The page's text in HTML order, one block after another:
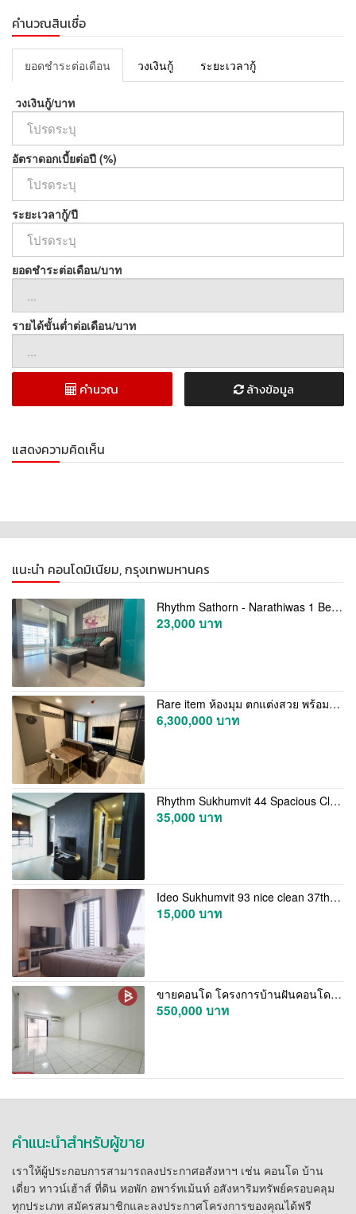
คำนวณสินเชื่อ
ยอดชำระต่อเดือน วงเงินกู้ ระยะเวลากู้
วงเงินกู้/บาท
อัตราดอกเบี้ยต่อปี (%)
ระยะเวลากู้/ปี
ยอดชำระต่อเดือน/บาท
รายได้ขั้นต่ำต่อเดือน/บาท
คำนวณ ล้างข้อมูล
แสดงความคิดเห็น
แนะนำ คอนโดมิเนียม, กรุงเทพมหานคร
Rhythm Sathorn - Narathiwas 1 Bedrooms 1 Bathroom for Rent (A1597)
23,000 บาท
Rare item ห้องมุม ตกแต่งสวย พร้อมเข้าอยู่! ขายคอนโด ควินทารา ภูม สุขุมวิท 39 (Quintara Phume Sukhumvit 39)
6,300,000 บาท
Rhythm Sukhumvit 44 Spacious Clean 9th Floor BTS Phra Khanong
35,000 บาท
Ideo Sukhumvit 93 nice clean 37th floor BTS BangChak
15,000 บาท
ขายคอนโด โครงการบ้านฝันคอนโดวิลล์ สวนหลวง (Baan Fan Condovill) กรุงเทพมหานคร
550,000 บาท
คำแนะนำสำหรับผู้ขาย
เราให้ผู้ประกอบการสามารถลงประกาศอสังหาฯ เช่น คอนโด บ้าน
เดี่ยว ทาวน์เฮ้าส์ ที่ดิน หอพัก อพาร์ทเม้นท์ อสังหาริมทรัพย์ครอบคลุม
ทุกประเภท สมัครสมาชิกและลงประกาศโครงการของคุณได้ฟรี